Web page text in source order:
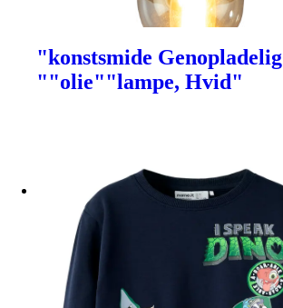
"konstsmide Genopladelig
""olie""lampe, Hvid"